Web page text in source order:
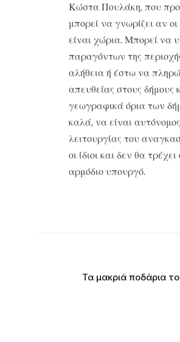
Κώστα Πουλάκη, που
μπορεί να γνωρίζει αν
είναι χώρια. Μπορεί να
παραγόντων της
αλήθεια ή έστω να
απευθείας στους δήμους
γεωγραφικά όρια των
καλά, να είναι
λειτουργίας του
οι ίδιοι και δεν θα
αρμόδιο υπουργό.
Τα μακριά ποδάρια